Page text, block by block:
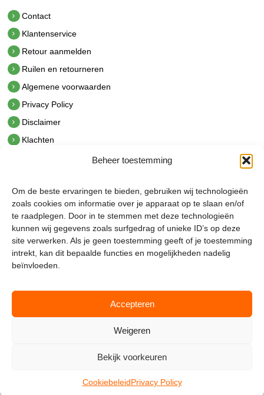
Beheer toestemming
Om de beste ervaringen te bieden, gebruiken wij technologieën
zoals cookies om informatie over je apparaat op te slaan en/of
te raadplegen. Door in te stemmen met deze technologieën
kunnen wij gegevens zoals surfgedrag of unieke ID’s op deze
site verwerken. Als je geen toestemming geeft of je toestemming
intrekt, kan dit bepaalde functies en mogelijkheden nadelig
beïnvloeden.
Accepteren
Weigeren
Bekijk voorkeuren
CookiebeleidPrivacy Policy
Contact
Klantenservice
Retour aanmelden
Ruilen en retourneren
Algemene voorwaarden
Privacy Policy
Disclaimer
Klachten
hetindustriehuis B.V.
De Hoek 1 1601 MR Enkhuizen
t.0228 53 00 40
e.info@hetindustriehuis.com
KVK 51483904
BTW NL850044522B01